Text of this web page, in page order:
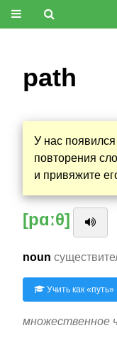
path
У нас
повторения
и привяжите
[pɑːθ]
noun
Учить как «путь»
множественное